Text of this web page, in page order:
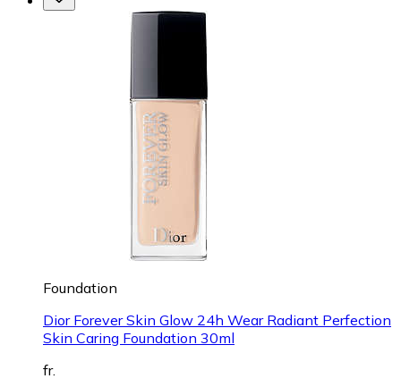
Foundation
Dior Forever Skin Glow 24h Wear Radiant Perfection
Skin Caring Foundation 30ml
fr.